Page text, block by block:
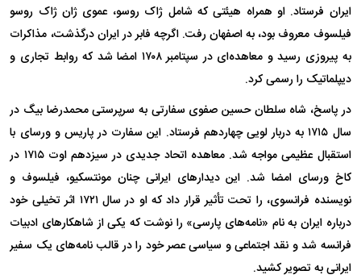
ایران فرستاد. او همراه هیئتی که شامل ژاک روسو، عموی ژان ژاک روسو
فیلسوف معروف بود، به اصفهان رفت. اگرچه فابر در ایران درگذشت، مذاکرات
به پیروزی رسید و معاهده‌ای در سپتامبر ۱۷۰۸ امضا شد که روابط تجاری و
دیپلماتیک را رسمی کرد.
در پاسخ، شاه سلطان حسین صفوی سفارتی به سرپرستی محمدرضا بیگ در
سال ۱۷۱۵ به دربار لویی چهاردهم فرستاد. این سفارت در پاریس و ورسای با
استقبال عظیمی مواجه شد. معاهده اتحاد جدیدی در سیزدهم اوت ۱۷۱۵ در
کاخ ورسای امضا شد. این دیدار‌های ایرانی چنان مونتسکیو، فیلسوف و
نویسنده فرانسوی، را تحت تأثیر قرار داد که او در سال ۱۷۲۱ اثر تخیلی خود
درباره ایران به نام «نامه‌های پارسی» را نوشت که یکی از شاهکار‌های ادبیات
فرانسه شد و نقد اجتماعی و سیاسی عصر خود را در قالب نامه‌های یک سفیر
ایرانی به تصویر کشید.